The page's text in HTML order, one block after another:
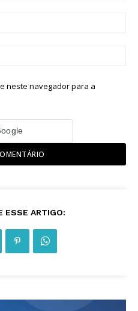
neste navegador para a
ESSE ARTIGO: